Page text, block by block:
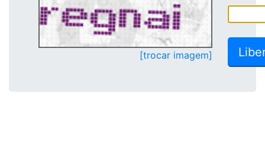
[trocar imagem]